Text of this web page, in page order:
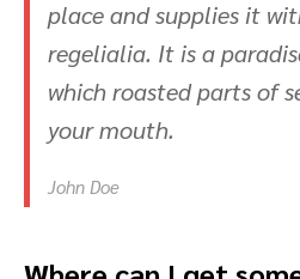
place and supplies it
regelialia. It is a
which roasted parts of
your mouth.
John Doe